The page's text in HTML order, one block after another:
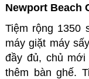
Newport Beach
Tiệm rộng 1350
máy giặt máy
đầy đủ, chủ
thêm bàn ghế.